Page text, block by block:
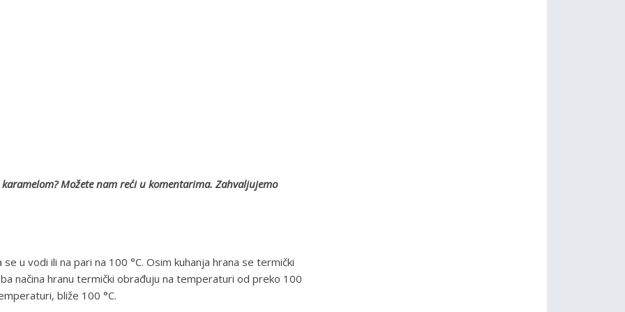
Možete nam reći u komentarima. Zahvaljujemo
u vodi ili na pari na 100 °C. Osim kuhanja hrana se termički
načina hranu termički obrađuju na temperaturi od preko 100
bliže 100 °C.